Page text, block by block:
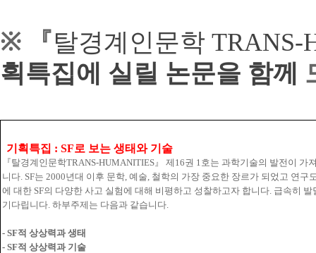
※ 『탈경계인문학 TRANS-
획특집에 실릴 논문을 함께
기획특집 : SF로 보는 생태와 기술
『탈경계인문학TRANS-HUMANITIES』 제 16권 1호는 과학기술의 발전이 가
니다. SF는 2000년대 이후 문학, 예술, 철학의 가장 중요한 장르가 되었고 연구
에 대한 SF의 다양한 사고 실험에 대해 비평하고 성찰하고자 합니다. 급속히
기다립니다. 하부주제는 다음과 같습니다.
- SF적 상상력과 생태
- SF적 상상력과 기술